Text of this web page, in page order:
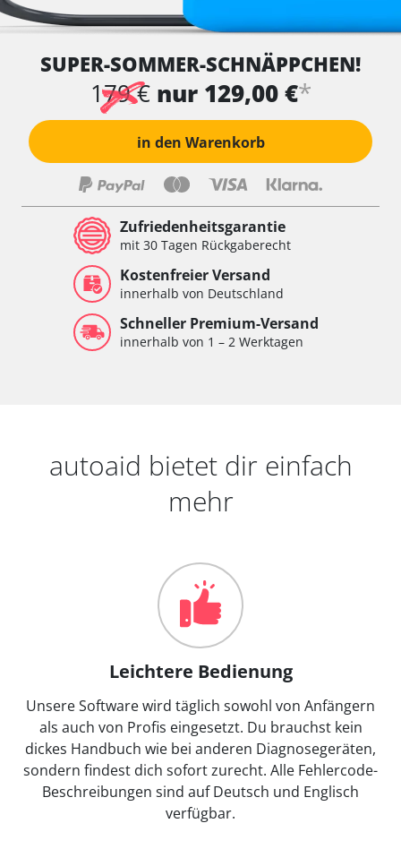
SUPER-SOMMER-SCHNÄPPCHEN!
179 € nur 129,00 €*
in den Warenkorb
Zufriedenheitsgarantie
mit 30 Tagen Rückgaberecht
Kostenfreier Versand
innerhalb von Deutschland
Schneller Premium-Versand
innerhalb von 1 – 2 Werktagen
autoaid bietet dir einfach
mehr
Leichtere Bedienung
Unsere Software wird täglich sowohl von Anfängern
als auch von Profis eingesetzt. Du brauchst kein
dickes Handbuch wie bei anderen Diagnosegeräten,
sondern findest dich sofort zurecht. Alle Fehlercode-
Beschreibungen sind auf Deutsch und Englisch
verfügbar.